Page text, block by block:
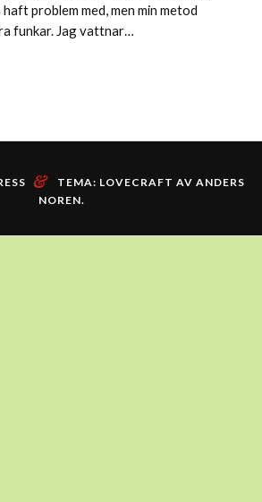
haft problem med, men min metod
funkar. Jag vattnar…
& TEMA: LOVECRAFT AV ANDERS
NOREN.